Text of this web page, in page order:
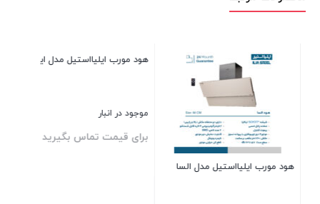
هود مورب ایلیااستیل مدل ایسان
هود مورب ایلیااستیل مدل آسانا
موجود در انبار
برای قیمت تماس بگیرید